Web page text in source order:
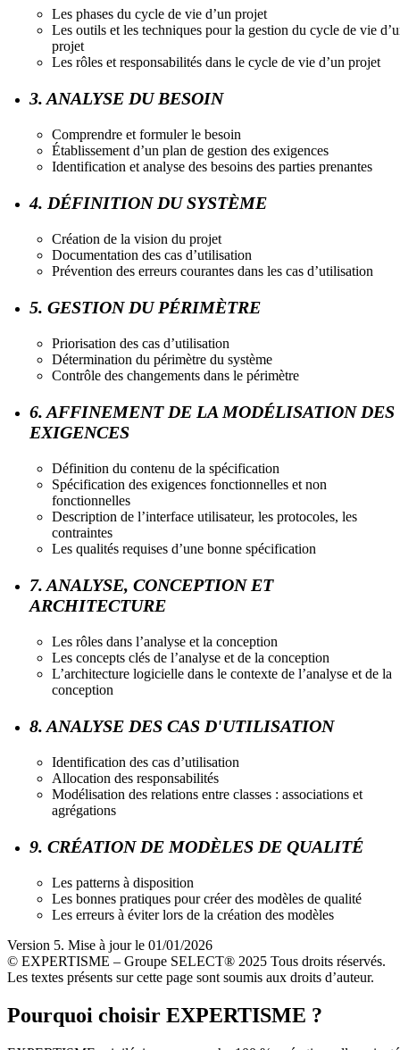
Les phases du cycle de vie d’un projet
Les outils et les techniques pour la gestion du cycle de vie
projet
Les rôles et responsabilités dans le cycle de vie d’un projet
3. ANALYSE DU BESOIN
Comprendre et formuler le besoin
Établissement d’un plan de gestion des exigences
Identification et analyse des besoins des parties prenantes
4. DÉFINITION DU SYSTÈME
Création de la vision du projet
Documentation des cas d’utilisation
Prévention des erreurs courantes dans les cas d’utilisation
5. GESTION DU PÉRIMÈTRE
Priorisation des cas d’utilisation
Détermination du périmètre du système
Contrôle des changements dans le périmètre
6. AFFINEMENT DE LA MODÉLISATION DES
EXIGENCES
Définition du contenu de la spécification
Spécification des exigences fonctionnelles et non
fonctionnelles
Description de l’interface utilisateur, les protocoles, les
contraintes
Les qualités requises d’une bonne spécification
7. ANALYSE, CONCEPTION ET
ARCHITECTURE
Les rôles dans l’analyse et la conception
Les concepts clés de l’analyse et de la conception
L’architecture logicielle dans le contexte de l’analyse et de la
conception
8. ANALYSE DES CAS D'UTILISATION
Identification des cas d’utilisation
Allocation des responsabilités
Modélisation des relations entre classes : associations et
agrégations
9. CRÉATION DE MODÈLES DE QUALITÉ
Les patterns à disposition
Les bonnes pratiques pour créer des modèles de qualité
Les erreurs à éviter lors de la création des modèles
Version 5. Mise à jour le 01/01/2026
© EXPERTISME – Groupe SELECT® 2025 Tous droits réservés.
Les textes présents sur cette page sont soumis aux droits d’auteur.
Pourquoi choisir EXPERTISME ?